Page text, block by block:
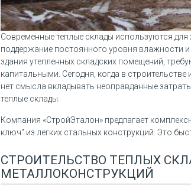
Современные теплые склады используются
поддержание постоянного уровня влажности и
здания утепленных складских помещений,
капитальными. Сегодня, когда в
нет смысла вкладывать неоправданные
теплые склады.
Компания «СтройЭталон» предлагает
ключ" из легких стальных конструкций. Это
СТРОИТЕЛЬСТВО ТЕПЛЫХ
МЕТАЛЛОКОНСТРУКЦИЙ
Спецпредложение №2
60х100х6(h) м
Площадь - 6000 кв.м
Снег - 180 кг/кв.м
Площадь